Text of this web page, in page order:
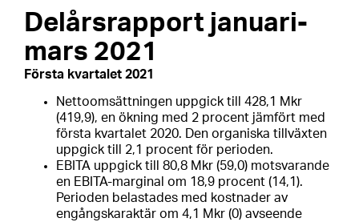
Delårsrapport januari-
mars 2021
Första kvartalet 2021
Nettoomsättningen uppgick till 428,1 Mkr
(419,9), en ökning med 2 procent jämfört med
första kvartalet 2020. Den organiska tillväxten
uppgick till 2,1 procent för perioden.
EBITA uppgick till 80,8 Mkr (59,0) motsvarande
en EBITA-marginal om 18,9 procent (14,1).
Perioden belastades med kostnader av
engångskaraktär om 4,1 Mkr (0) avseende